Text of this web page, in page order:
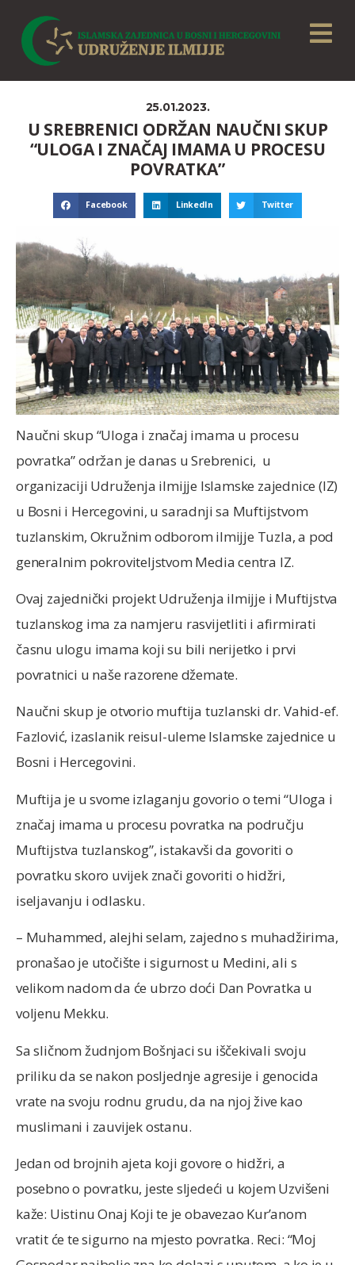
25.01.2023.
U SREBRENICI ODRŽAN NAUČNI SKUP
“ULOGA I ZNAČAJ IMAMA U PROCESU
POVRATKA”
Facebook LinkedIn Twitter
Naučni skup “Uloga i značaj imama u procesu
povratka” održan je danas u Srebrenici, u
organizaciji Udruženja ilmijje Islamske zajednice (IZ)
u Bosni i Hercegovini, u saradnji sa Muftijstvom
tuzlanskim, Okružnim odborom ilmijje Tuzla, a pod
generalnim pokroviteljstvom Media centra IZ.
Ovaj zajednički projekt Udruženja ilmijje i Muftijstva
tuzlanskog ima za namjeru rasvijetliti i afirmirati
časnu ulogu imama koji su bili nerijetko i prvi
povratnici u naše razorene džemate.
Naučni skup je otvorio muftija tuzlanski dr. Vahid-ef.
Fazlović, izaslanik reisul-uleme Islamske zajednice u
Bosni i Hercegovini.
Muftija je u svome izlaganju govorio o temi “Uloga i
značaj imama u procesu povratka na području
Muftijstva tuzlanskog”, istakavši da govoriti o
povratku skoro uvijek znači govoriti o hidžri,
iseljavanju i odlasku.
– Muhammed, alejhi selam, zajedno s muhadžirima,
pronašao je utočište i sigurnost u Medini, ali s
velikom nadom da će ubrzo doći Dan Povratka u
voljenu Mekku.
Sa sličnom žudnjom Bošnjaci su iščekivali svoju
priliku da se nakon posljednje agresije i genocida
vrate na svoju rodnu grudu, da na njoj žive kao
muslimani i zauvijek ostanu.
Jedan od brojnih ajeta koji govore o hidžri, a
posebno o povratku, jeste sljedeći u kojem Uzvišeni
kaže: Uistinu Onaj Koji te je obavezao Kur’anom
vratit će te sigurno na mjesto povratka. Reci: “Moj